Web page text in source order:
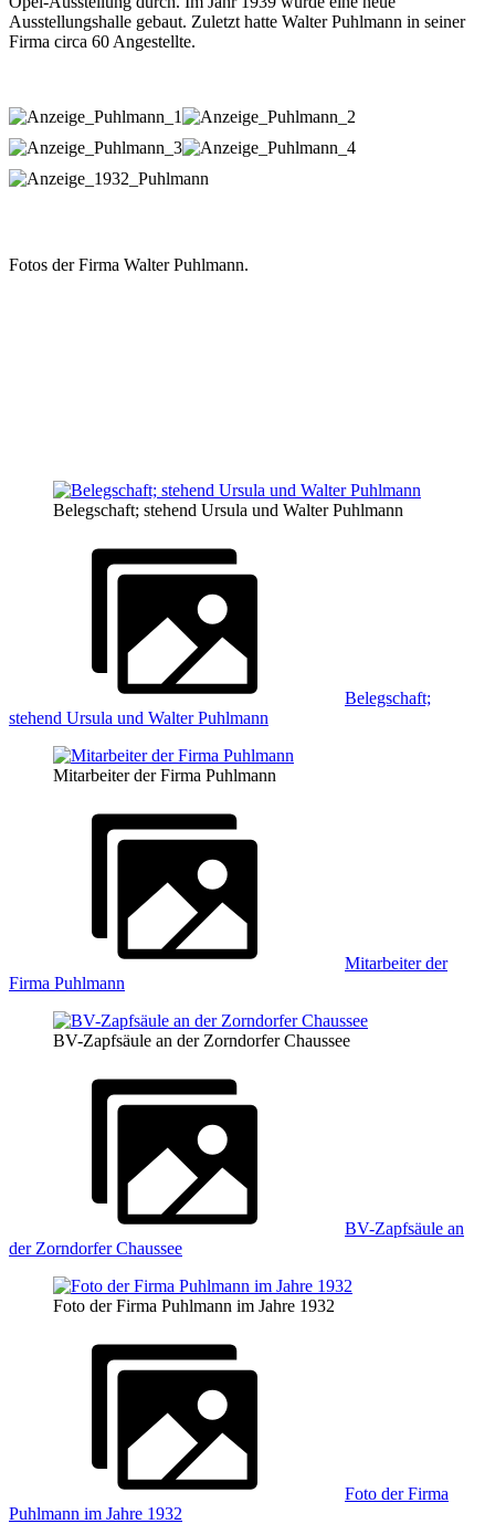
Ausstellungshalle gebaut. Zuletzt hatte Walter Puhlmann in seiner
Firma circa 60 Angestellte.
Fotos der Firma Walter Puhlmann.
Belegschaft; stehend Ursula und Walter Puhlmann
Belegschaft;
stehend Ursula und Walter Puhlmann
Mitarbeiter der Firma Puhlmann
Mitarbeiter der
Firma Puhlmann
BV-Zapfsäule an der Zorndorfer Chaussee
BV-Zapfsäule an
der Zorndorfer Chaussee
Foto der Firma Puhlmann im Jahre 1932
Foto der Firma
Puhlmann im Jahre 1932